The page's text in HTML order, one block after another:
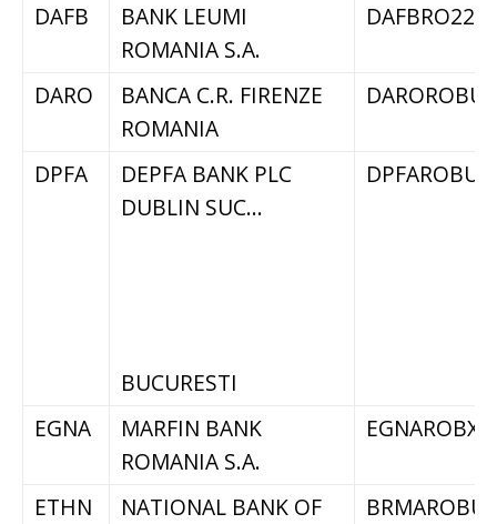
DAFB
BANK LEUMI
ROMANIA S.A.
DAFBRO22
DARO
BANCA C.R. FIRENZE
ROMANIA
DAROROBU
DPFA
DEPFA BANK PLC
DUBLIN SUC...
BUCURESTI
DPFAROBU
EGNA
MARFIN BANK
ROMANIA S.A.
EGNAROBX
ETHN
NATIONAL BANK OF
BRMAROBU